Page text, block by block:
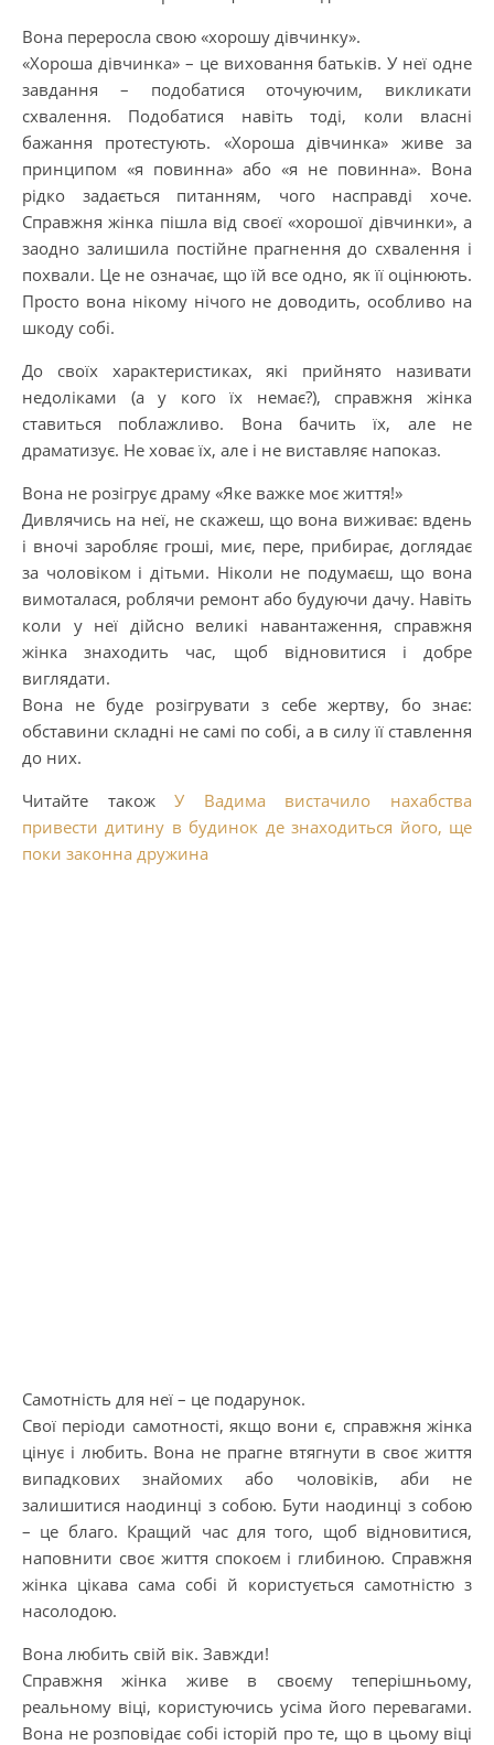
Вона переросла свою «хорошу дівчинку».
«Хороша дівчинка» – це виховання батьків. У неї одне
завдання – подобатися оточуючим, викликати
схвалення. Подобатися навіть тоді, коли власні
бажання протестують. «Хороша дівчинка» живе за
принципом «я повинна» або «я не повинна». Вона
рідко задається питанням, чого насправді хоче.
Справжня жінка пішла від своєї «хорошої дівчинки», а
заодно залишила постійне прагнення до схвалення і
похвали. Це не означає, що їй все одно, як її оцінюють.
Просто вона нікому нічого не доводить, особливо на
шкоду собі.
До своїх характеристиках, які прийнято називати
недоліками (а у кого їх немає?), справжня жінка
ставиться поблажливо. Вона бачить їх, але не
драматизує. Не ховає їх, але і не виставляє напоказ.
Вона не розігрує драму «Яке важке моє життя!»
Дивлячись на неї, не скажеш, що вона виживає: вдень
і вночі заробляє гроші, миє, пере, прибирає, доглядає
за чоловіком і дітьми. Ніколи не подумаєш, що вона
вимоталася, роблячи ремонт або будуючи дачу. Навіть
коли у неї дійсно великі навантаження, справжня
жінка знаходить час, щоб відновитися і добре
виглядати.
Вона не буде розігрувати з себе жертву, бо знає:
обставини складні не самі по собі, а в силу її ставлення
до них.
Читайте такожУ Вадима вистачило нахабства
привести дитину в будинок де знаходиться його, ще
поки законна дружина
Самотність для неї – це подарунок.
Свої періоди самотності, якщо вони є, справжня жінка
цінує і любить. Вона не прагне втягнути в своє життя
випадкових знайомих або чоловіків, аби не
залишитися наодинці з собою. Бути наодинці з собою
– це благо. Кращий час для того, щоб відновитися,
наповнити своє життя спокоєм і глибиною. Справжня
жінка цікава сама собі й користується самотністю з
насолодою.
Вона любить свій вік. Завжди!
Справжня жінка живе в своєму теперішньому,
реальному віці, користуючись усіма його перевагами.
Вона не розповідає собі історій про те, що в цьому віці